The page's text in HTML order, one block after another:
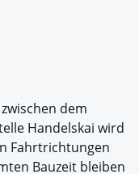
dem
Handelskai wird
Fahrtrichtungen
Bauzeit bleiben